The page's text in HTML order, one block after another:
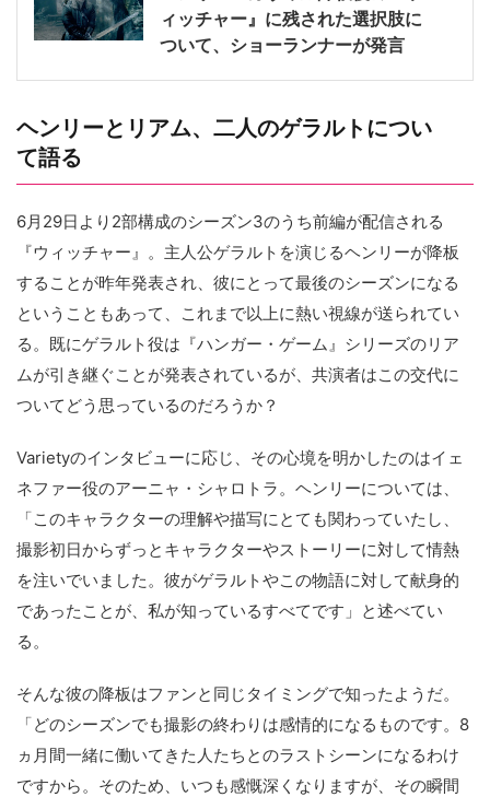
ィッチャー』に残された選択肢に
ついて、ショーランナーが発言
ヘンリーとリアム、二人のゲラルトについ
て語る
6月29日より2部構成のシーズン3のうち前編が配信される
『ウィッチャー』。主人公ゲラルトを演じるヘンリーが降板
することが昨年発表され、彼にとって最後のシーズンになる
ということもあって、これまで以上に熱い視線が送られてい
る。既にゲラルト役は『ハンガー・ゲーム』シリーズのリア
ムが引き継ぐことが発表されているが、共演者はこの交代に
ついてどう思っているのだろうか？
Varietyのインタビューに応じ、その心境を明かしたのはイェ
ネファー役のアーニャ・シャロトラ。ヘンリーについては、
「このキャラクターの理解や描写にとても関わっていたし、
撮影初日からずっとキャラクターやストーリーに対して情熱
を注いでいました。彼がゲラルトやこの物語に対して献身的
であったことが、私が知っているすべてです」と述べてい
る。
そんな彼の降板はファンと同じタイミングで知ったようだ。
「どのシーズンでも撮影の終わりは感情的になるものです。8
ヵ月間一緒に働いてきた人たちとのラストシーンになるわけ
ですから。そのため、いつも感慨深くなりますが、その瞬間